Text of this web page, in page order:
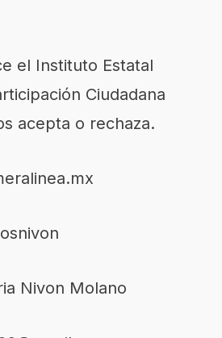
el Instituto Estatal
Ciudadana
acepta o rechaza.
Nivon Molano